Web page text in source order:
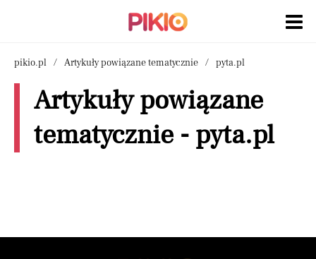
pikio.pl Artykuły powiązane tematycznie pyta.pl
Artykuły powiązane
tematycznie - pyta.pl